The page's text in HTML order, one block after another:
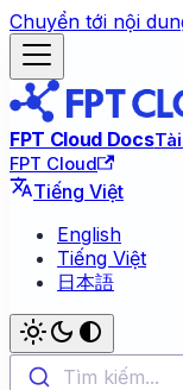
Chuyển tới nội
FPT Cloud Docs
FPT Cloud
Tiếng Việt
English
Tiếng Việt
日本語
Tìm kiếm...